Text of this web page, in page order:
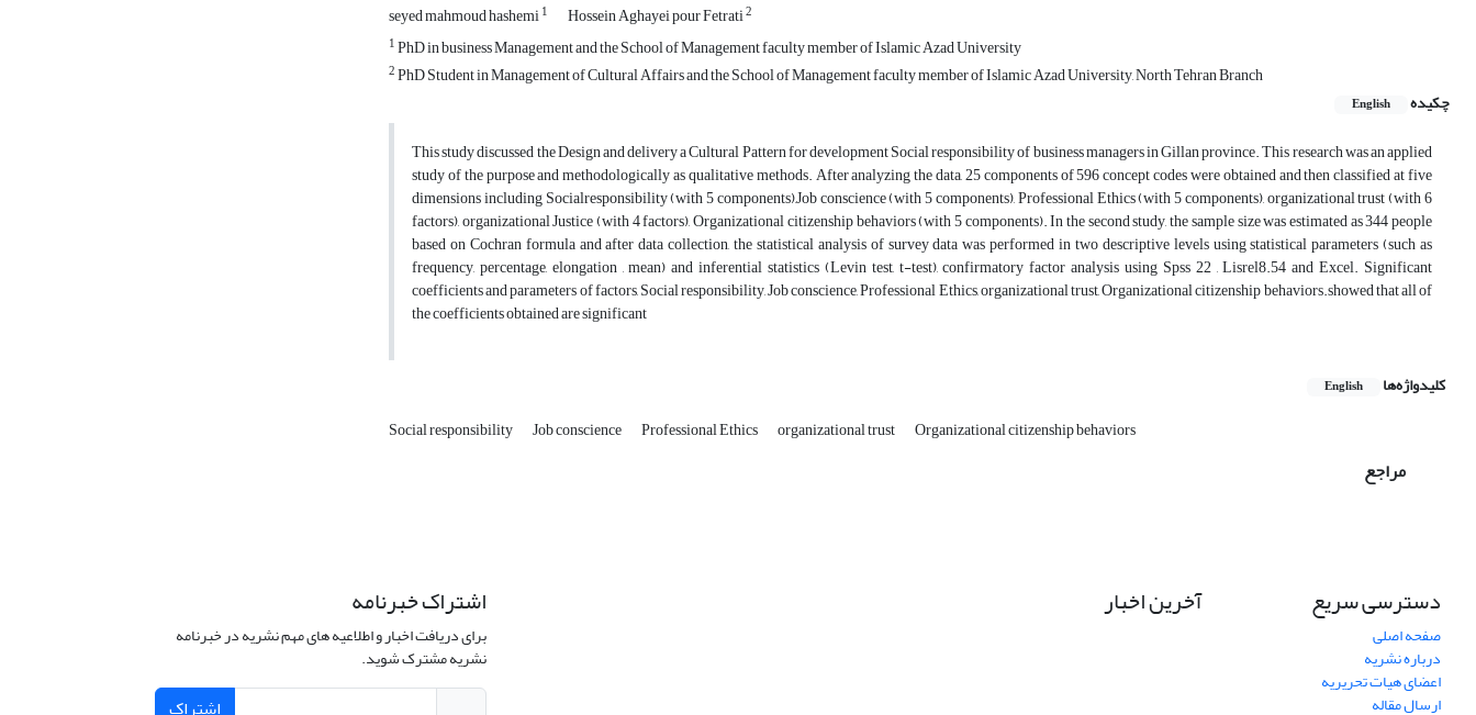
seyed mahmoud hashemi1 Hossein Aghayei pour Fetrati2
1PhD in business Management and the School of Management faculty member of Islamic Azad University
2PhD Student in Management of Cultural Affairs and the School of Management faculty member of Islamic Azad University, North Tehran Branch
چکیده
English
This study discussed the Design and delivery a Cultural Pattern for development Social responsibility of business managers in Gillan province. This research was an applied
study of the purpose and methodologically as qualitative methods. After analyzing the data, 25 components of 596 concept codes were obtained and then classified at five
dimensions including Socialresponsibility (with 5 components),Job conscience (with 5 components), Professional Ethics (with 5 components), organizational trust (with 6
factors), organizational Justice (with 4 factors), Organizational citizenship behaviors (with 5 components). In the second study, the sample size was estimated as 344 people
based on Cochran formula and after data collection, the statistical analysis of survey data was performed in two descriptive levels using statistical parameters (such as
frequency, percentage, elongation , mean) and inferential statistics (Levin test, t-test), confirmatory factor analysis using Spss 22 , Lisrel8.54 and Excel. Significant
coefficients and parameters of factors, Social responsibility, Job conscience, Professional Ethics, organizational trust, Organizational citizenship behaviors.showed that all of
the coefficients obtained are significant
کلیدواژه‌ها English
Social responsibility Job conscience Professional Ethics organizational trust Organizational citizenship behaviors
مراجع
دسترسی سریع
صفحه اصلی
درباره نشریه
اعضای هیات تحریریه
ارسال مقاله
آخرین اخبار اشتراک خبرنامه
برای دریافت اخبار و اطلاعیه های مهم نشریه در خبرنامه
نشریه مشترک شوید.